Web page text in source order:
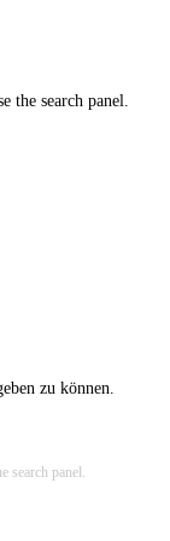
the search panel.
zu können.
search panel.